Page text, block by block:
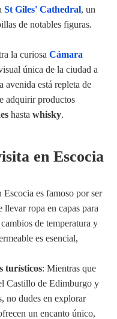
St Giles' Cathedral, un
de notables figuras.
la curiosa Cámara
única de la ciudad a
avenida está repleta de
adquirir productos
hasta whisky.
en Escocia
Escocia es famoso por ser
ropa en capas para
de temperatura y
es esencial,
turísticos: Mientras que
Castillo de Edimburgo y
no dudes en explorar
un encanto único,